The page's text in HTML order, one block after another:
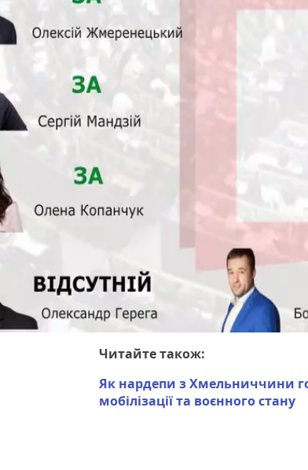
Читайте також:
Як нардепи з Хмельниччини
мобілізації та воєнного стану